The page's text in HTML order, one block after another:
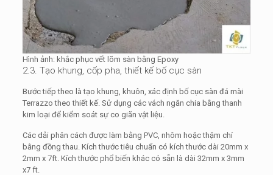
Hình ảnh: khắc phục vết lõm sàn bằng Epoxy
2.3. Tạo khung, cốp pha, thiết kế bố cục sàn
Bước tiếp theo là tạo khung, khuôn, xác định bố cục sàn đá mài
Terrazzo theo thiết kế. Sử dụng các vách ngăn chia bằng thanh
kim loại để kiểm soát sự co giãn vật liệu.
Các dải phân cách được làm bằng PVC, nhôm hoặc thậm chí
bằng đồng thau. Kích thước tiêu chuẩn có kích thước dài 20mm x
2mm x 7ft. Kích thước phổ biến khác có sẵn là dài 32mm x 3mm
x7 ft.